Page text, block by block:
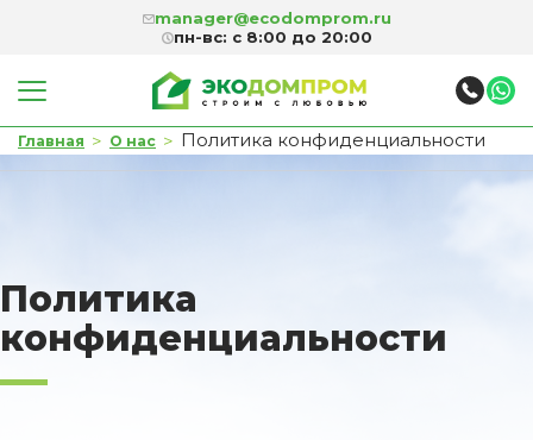
manager@ecodomprom.ru
пн-вс: с 8:00 до 20:00
Главная > О нас > Политика конфиденциальности
Политика
конфиденциальности